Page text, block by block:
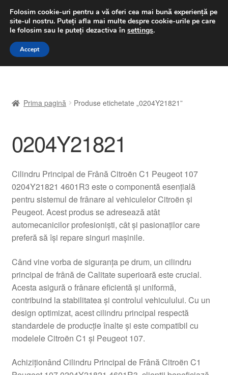
LIVRARE de la 33 lei
luni-vineri 9 a.m. - 4 p.m.031 229 6816
Sari
Sari
A lua legatura
Contul meu
Despre noi
Finalizare comandă
Livrare
Livrare în toată lumea
Plângere
Plățile
Prima pagină Produse etichetate „0204Y21821”
0204Y21821
Cilindru Principal de Frână Citroën C1 Peugeot 107
0204Y21821 4601R3 este o componentă esențială
pentru sistemul de frânare al vehiculelor Citroën și
Peugeot. Acest produs se adresează atât
automecanicilor profesioniști, cât și pasionaților care
preferă să își repare singuri mașinile.
Când vine vorba de siguranța pe drum, un cilindru
principal de frână de Calitate superioară este crucial.
Acesta asigură o frânare eficientă și uniformă,
contribuind la stabilitatea și controlul vehiculului. Cu un
design optimizat, acest cilindru principal respectă
standardele de producție înalte și este compatibil cu
modelele Citroën C1 și Peugeot 107.
Achiziționând Cilindru Principal de Frână Citroën C1
Folosim cookie-uri pentru a vă oferi cea mai bună experiență pe
site-ul nostru. Puteți afla mai multe despre cookie-urile pe care
le folosim sau le puteți dezactiva în settings.
Accept